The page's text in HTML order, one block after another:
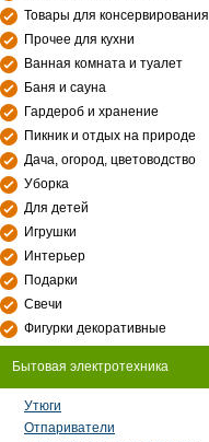
Товары для консервирования
Прочее для кухни
Ванная комната и туалет
Баня и сауна
Гардероб и хранение
Пикник и отдых на природе
Дача, огород, цветоводство
Уборка
Для детей
Игрушки
Интерьер
Подарки
Свечи
Фигурки декоративные
Бытовая электротехника
Утюги
Отпариватели